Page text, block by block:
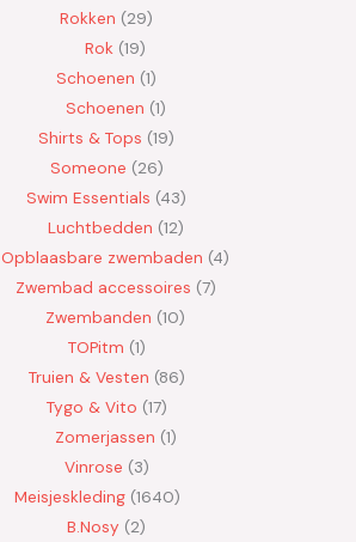
Rokken
29
Rok 19
Schoenen 1
Schoenen 1
Shirts & Tops 19
Someone 26
Swim Essentials 43
Luchtbedden 12
Opblaasbare zwembaden 4
Zwembad accessoires 7
Zwembanden 10
TOPitm 1
Truien & Vesten 86
Tygo & Vito 17
Zomerjassen 1
Vinrose 3
Meisjeskleding 1640
B.Nosy
2